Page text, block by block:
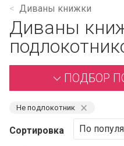
Диваны книжки
Диваны
ПОДБОР
Не подлокотник ⨯
Сортировка